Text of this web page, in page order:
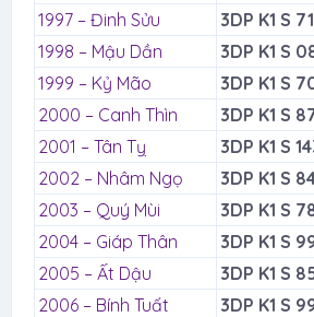
1997 – Đinh Sửu
3DP K1 S
1998 – Mậu Dần
3DP K1 S
1999 – Kỷ Mão
3DP K1 S
2000 – Canh Thìn
3DP K1 S
2001 – Tân Tỵ
3DP K1 S
2002 – Nhâm Ngọ
3DP K1 S
2003 – Quý Mùi
3DP K1 S
2004 – Giáp Thân
3DP K1 S
2005 – Ất Dậu
3DP K1 S
2006 – Bính Tuất
3DP K1 S